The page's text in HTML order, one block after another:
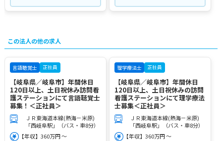
この法人の他の求人
言語聴覚士 正社員
【岐阜県／岐阜市】年間休日
120日以上、土日祝休み訪問看
護ステーションにて言語聴覚士
募集！＜正社員＞
ＪＲ東海道本線(熱海－米原)
「西岐阜駅」（バス・車8分）
【年収】360万円 ～
理学療法士 正社員
【岐阜県／岐阜市】年間休日
120日以上、土日祝休みの訪問
看護ステーションにて理学療法
士募集＜正社員＞
ＪＲ東海道本線(熱海－米原)
「西岐阜駅」（バス・車8分）
【年収】360万円 ～